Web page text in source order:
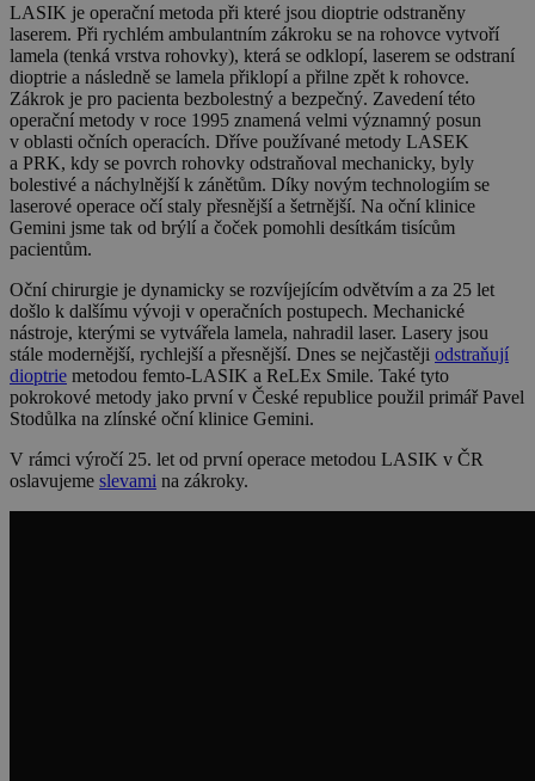
LASIK je operační metoda při které jsou dioptrie odstraněny
laserem. Při rychlém ambulantním zákroku se na rohovce vytvoří
lamela (tenká vrstva rohovky), která se odklopí, laserem se odstraní
dioptrie a následně se lamela přiklopí a přilne zpět k rohovce.
Zákrok je pro pacienta bezbolestný a bezpečný. Zavedení této
operační metody v roce 1995 znamená velmi významný posun
v oblasti očních operacích. Dříve používané metody LASEK
a PRK, kdy se povrch rohovky odstraňoval mechanicky, byly
bolestivé a náchylnější k zánětům. Díky novým technologiím se
laserové operace očí staly přesnější a šetrnější. Na oční klinice
Gemini jsme tak od brýlí a čoček pomohli desítkám tisícům
pacientům.
Oční chirurgie je dynamicky se rozvíjejícím odvětvím a za 25 let
došlo k dalšímu vývoji v operačních postupech. Mechanické
nástroje, kterými se vytvářela lamela, nahradil laser. Lasery jsou
stále modernější, rychlejší a přesnější. Dnes se nejčastěji odstraňují
dioptrie metodou femto-LASIK a ReLEx Smile. Také tyto
pokrokové metody jako první v České republice použil primář Pavel
Stodůlka na zlínské oční klinice Gemini.
V rámci výročí 25. let od první operace metodou LASIK v ČR
oslavujeme slevami na zákroky.